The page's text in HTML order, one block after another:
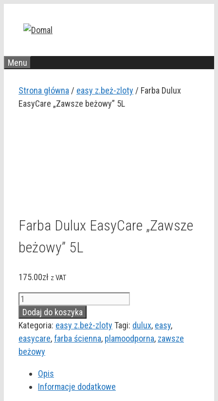
Menu
Strona główna / easy z.beż-zloty / Farba Dulux
EasyCare „Zawsze beżowy” 5L
Farba Dulux EasyCare „Zawsze
beżowy” 5L
175.00zł z VAT
ilość
Farba
Dulux
EasyCare
"Zawsze
Dodaj do koszyka
Kategoria: easy z.beż-zloty Tagi: dulux, easy,
easycare,farba ścienna, plamoodporna, zawsze
beżowy
Opis
Informacje dodatkowe